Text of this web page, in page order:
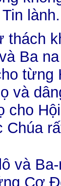
lành.
thách
Ba
từng
và
cho
Chúa
và
Cơ